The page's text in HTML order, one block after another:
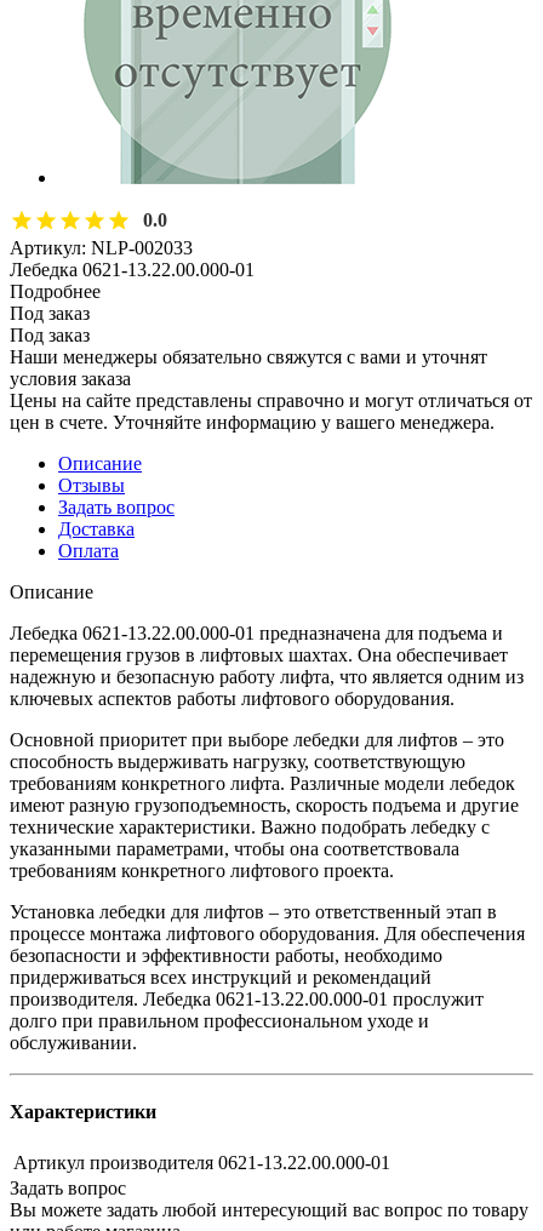
0.0
Артикул: NLP-002033
Лебедка 0621-13.22.00.000-01
Подробнее
Под заказ
Под заказ
Наши менеджеры обязательно свяжутся с вами и уточнят
условия заказа
Цены на сайте представлены справочно и могут отличаться от
цен в счете. Уточняйте информацию у вашего менеджера.
Описание
Отзывы
Задать вопрос
Доставка
Оплата
Описание
Лебедка 0621-13.22.00.000-01 предназначена для подъема и
перемещения грузов в лифтовых шахтах. Она обеспечивает
надежную и безопасную работу лифта, что является одним из
ключевых аспектов работы лифтового оборудования.
Основной приоритет при выборе лебедки для лифтов – это
способность выдерживать нагрузку, соответствующую
требованиям конкретного лифта. Различные модели лебедок
имеют разную грузоподъемность, скорость подъема и другие
технические характеристики. Важно подобрать лебедку с
указанными параметрами, чтобы она соответствовала
требованиям конкретного лифтового проекта.
Установка лебедки для лифтов – это ответственный этап в
процессе монтажа лифтового оборудования. Для обеспечения
безопасности и эффективности работы, необходимо
придерживаться всех инструкций и рекомендаций
производителя. Лебедка 0621-13.22.00.000-01 прослужит
долго при правильном профессиональном уходе и
обслуживании.
Характеристики
Артикул производителя 0621-13.22.00.000-01
Задать вопрос
Вы можете задать любой интересующий вас вопрос по товару